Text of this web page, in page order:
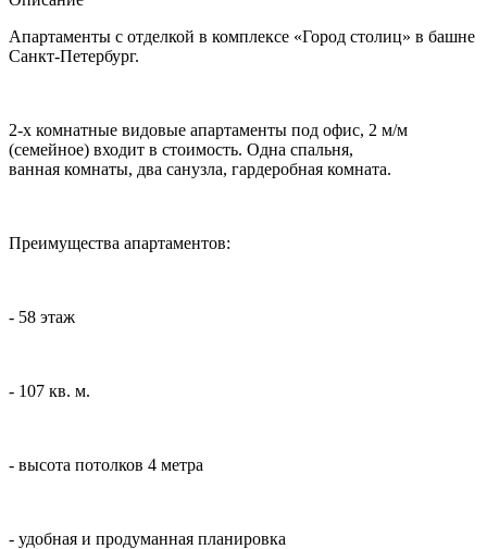
Апартаменты с отделкой в комплексе «Город столиц» в башне
Санкт-Петербург.
2-х комнатные видовые апартаменты под офис, 2 м/м
(семейное) входит в стоимость. Одна спальня,
ванная комнаты, два санузла, гардеробная комната.
Преимущества апартаментов:
- 58 этаж
- 107 кв. м.
- высота потолков 4 метра
- удобная и продуманная планировка